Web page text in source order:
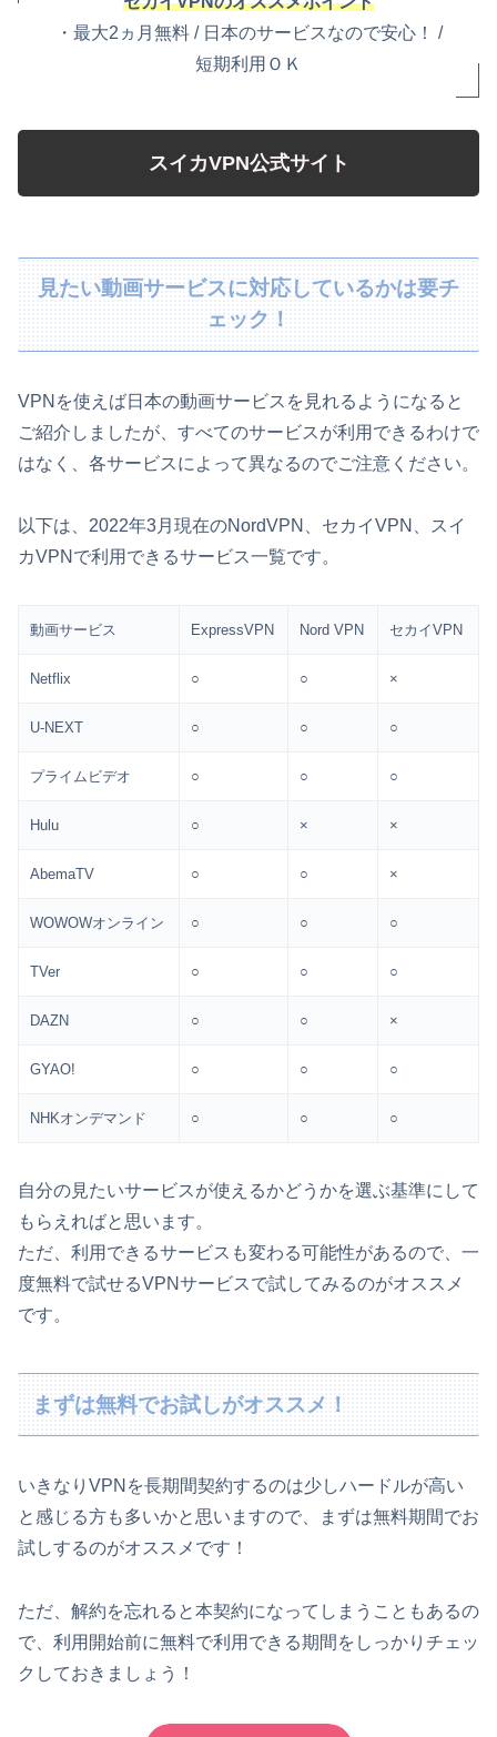
・最大2ヵ月無料 / 日本のサービスなので安心！ /
短期利用ＯＫ
スイカVPN公式サイト
見たい動画サービスに対応しているかは要チ
ェック！
VPNを使えば日本の動画サービスを見れるようになると
ご紹介しましたが、すべてのサービスが利用できるわけで
はなく、各サービスによって異なるのでご注意ください。
以下は、2022年3月現在のNordVPN、セカイVPN、スイ
カVPNで利用できるサービス一覧です。
動画サービス ExpressVPN Nord VPN セカイVPN
Netflix ○ ○ ×
U-NEXT ○ ○ ○
プライムビデオ ○ ○ ○
Hulu ○ × ×
AbemaTV ○ ○ ×
WOWOWオンライン ○ ○ ○
TVer ○ ○ ○
DAZN ○ ○ ×
GYAO! ○ ○ ○
NHKオンデマンド ○ ○ ○
自分の見たいサービスが使えるかどうかを選ぶ基準にして
もらえればと思います。
ただ、利用できるサービスも変わる可能性があるので、一
度無料で試せるVPNサービスで試してみるのがオススメ
です。
まずは無料でお試しがオススメ！
いきなりVPNを長期間契約するのは少しハードルが高い
と感じる方も多いかと思いますので、まずは無料期間でお
試しするのがオススメです！
ただ、解約を忘れると本契約になってしまうこともあるの
で、利用開始前に無料で利用できる期間をしっかりチェッ
クしておきましょう！